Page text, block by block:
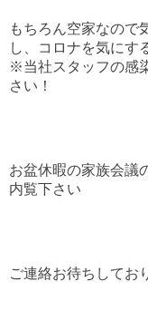
もちろん空家なので
し、コロナを気にす
※当社スタッフの感
さい！
お盆休暇の家族会議
内覧下さい
ご連絡お待ちしてお